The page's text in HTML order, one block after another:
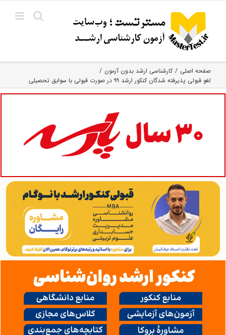
content
صفحه اصلی
کارشناسی ارشد بدون آزمون
لغو قبولی پذیرفته شدگان کنکور ارشد ۹۹ در صورت قبولی با سوابق تحصیلی